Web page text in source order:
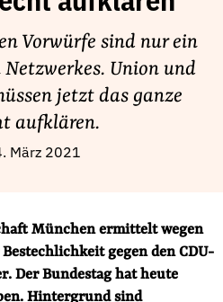
Vorwürfe sind nur ein
Netzwerkes. Union und
jetzt das ganze
aufklären.
März 2021
München ermittelt wegen
gegen den CDU-
Der Bundestag hat heute
Hintergrund sind